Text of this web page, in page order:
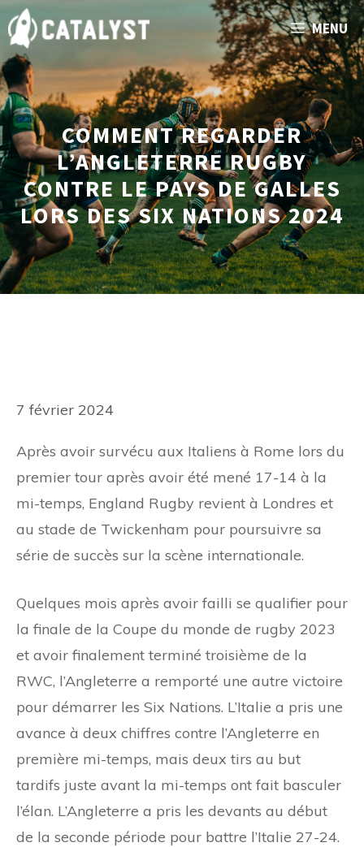
Aller
au
contenu
MENU
COMMENT REGARDER
L’ANGLETERRE RUGBY
CONTRE LE PAYS DE GALLES
LORS DES SIX NATIONS 2024
7 février 2024
Après avoir survécu aux Italiens à Rome lors du
premier tour après avoir été mené 17-14 à la
mi-temps, England Rugby revient à Londres et
au stade de Twickenham pour poursuivre sa
série de succès sur la scène internationale.
Quelques mois après avoir failli se qualifier pour
la finale de la Coupe du monde de rugby 2023
et avoir finalement terminé troisième de la
RWC, l’Angleterre a remporté une autre victoire
pour démarrer les Six Nations. L’Italie a pris une
avance à deux chiffres contre l’Angleterre en
première mi-temps, mais deux tirs au but
tardifs juste avant la mi-temps ont fait basculer
l’élan. L’Angleterre a pris les devants au début
de la seconde période pour battre l’Italie 27-24.